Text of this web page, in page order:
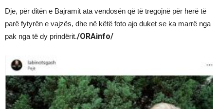
Dje, për ditën e Bajramit ata vendosën që të tregojnë për herë të
parë fytyrën e vajzës, dhe në këtë foto ajo duket se ka marrë nga
pak nga të dy prindërit./ORAinfo/